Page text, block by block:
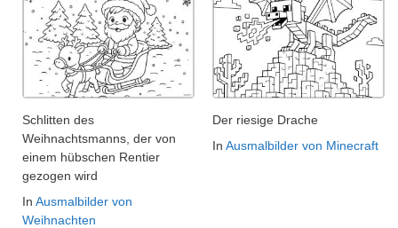
Schlitten des
Weihnachtsmanns, der von
einem hübschen Rentier
gezogen wird
In Ausmalbilder von
Weihnachten
Der riesige Drache
In Ausmalbilder von Minecraft